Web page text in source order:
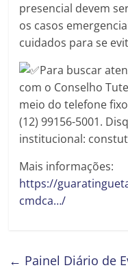
presencial devem
os casos
cuidados para se
Para buscar
com o Conselho
meio do telefone
(12) 99156-5001.
institucional:
Mais informações:
https://
cmdca…/
← Painel Diário de